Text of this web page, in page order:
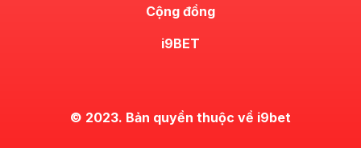
Cộng đồng
i9BET
© 2023. Bản quyền thuộc về i9bet